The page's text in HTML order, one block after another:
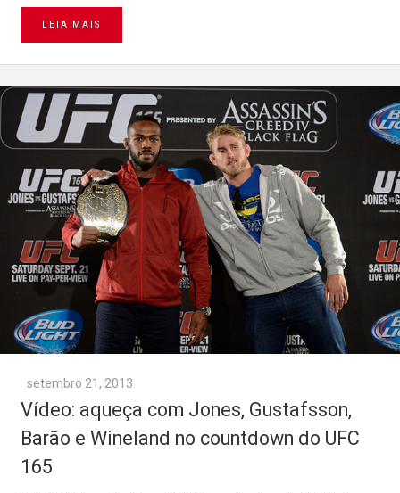
LEIA MAIS
setembro 21, 2013
Vídeo: aqueça com Jones, Gustafsson,
Barão e Wineland no countdown do UFC
165